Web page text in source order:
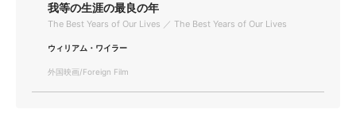
我等の生涯の最良の年
The Best Years of Our Lives ／ The Best Years of Our Lives
ウィリアム・ワイラー
外国映画/Foreign Film